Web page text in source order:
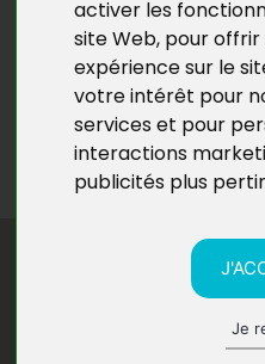
activer les
site Web, pour offrir
expérience sur le
votre intérêt pour
services et pour
interactions
publicités plus
Je
Gabriel Cibrelis, né en
études de musicologie. Il
discothécaire dans une
quotidien ses deux
l’écriture. Père de trois
créations son amour pour
traditions, tout en restant